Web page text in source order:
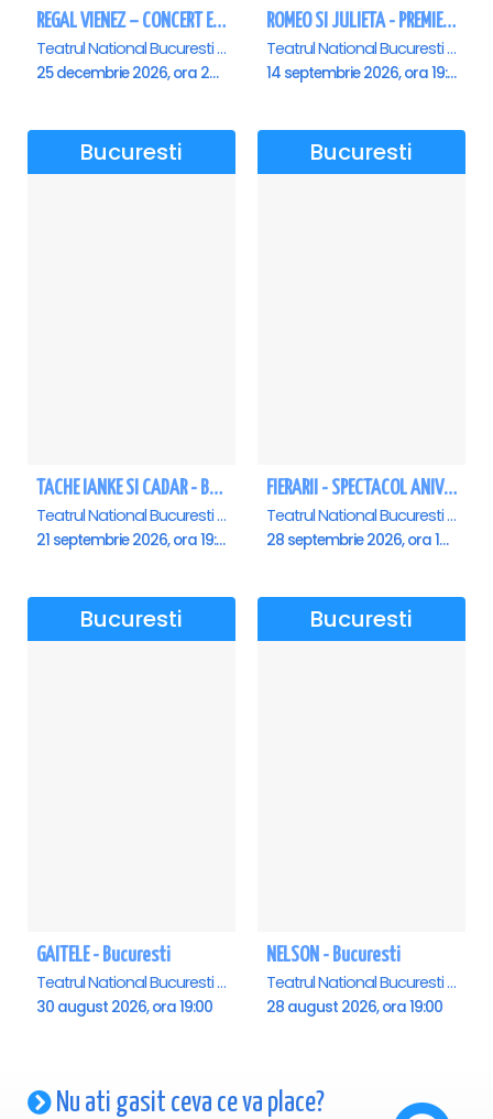
REGAL VIENEZ – CONCERT EXTRAORDINAR DE CRACIUN - Bucuresti
Teatrul National Bucuresti - Sala Ion Caramitru, Bucuresti
25 decembrie 2026, ora 20:00
ROMEO SI JULIETA - PREMIERA OFICIALA - Bucuresti
Teatrul National Bucuresti - Sala Ion Caramitru, Bucuresti
14 septembrie 2026, ora 19:00
Bucuresti
TACHE IANKE SI CADAR - Bucuresti
Teatrul National Bucuresti - Sala Ion Caramitru, Bucuresti
21 septembrie 2026, ora 19:00
Bucuresti
FIERARII - SPECTACOL ANIVERSAR GEORGE MIHĂIȚĂ
Teatrul National Bucuresti - Sala Ion Caramitru, Bucuresti
28 septembrie 2026, ora 19:00
Bucuresti
GAITELE - Bucuresti
Teatrul National Bucuresti - Sala Ion Caramitru, Bucuresti
30 august 2026, ora 19:00
Bucuresti
NELSON - Bucuresti
Teatrul National Bucuresti - Sala Ion Caramitru, Bucuresti
28 august 2026, ora 19:00
Nu ati gasit ceva ce va place?